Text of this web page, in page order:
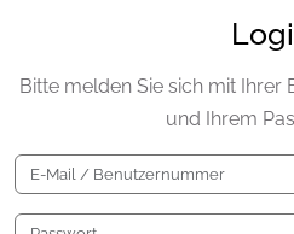
Bitte melden Sie sich mit
und Ihrem